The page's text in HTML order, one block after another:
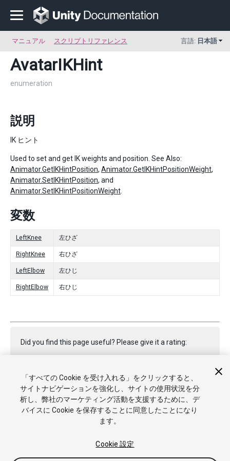
マニュアル スクリプトリファレンス 言語: 日本語
AvatarIKHint
enumeration
説明
IK ヒント
Used to set and get IK weights and position. See Also:
Animator.GetIKHintPosition, Animator.GetIKHintPositionWeight,
Animator.SetIKHintPosition, and
Animator.SetIKHintPositionWeight
変数
LeftKnee 左ひざ
RightKnee 右ひざ
LeftElbow 左ひじ
RightElbow 右ひじ
Did you find this page useful? Please give it a rating:
Report a problem on this page
「すべての Cookie を受け入れる」をクリックすると、
サイトナビゲーションを強化し、サイトの使用状況を分
析し、弊社のマーケティング活動を支援するために、デ
バイスに Cookie を保存することに同意したことになり
ます。
Cookie 設定